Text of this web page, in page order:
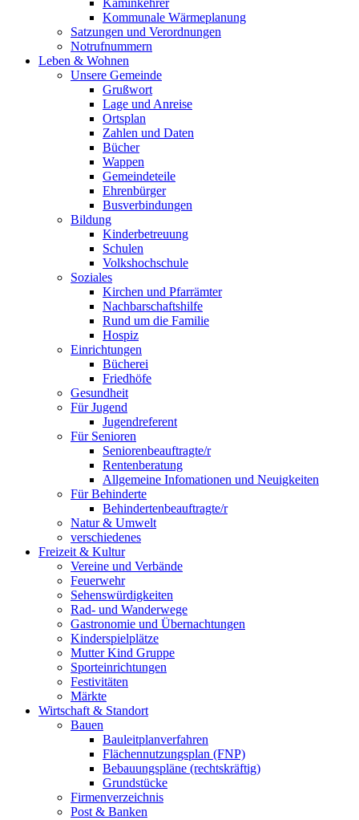
Kaminkehrer
Kommunale Wärmeplanung
Satzungen und Verordnungen
Notrufnummern
Leben & Wohnen
Unsere Gemeinde
Grußwort
Lage und Anreise
Ortsplan
Zahlen und Daten
Bücher
Wappen
Gemeindeteile
Ehrenbürger
Busverbindungen
Bildung
Kinderbetreuung
Schulen
Volkshochschule
Soziales
Kirchen und Pfarrämter
Nachbarschaftshilfe
Rund um die Familie
Hospiz
Einrichtungen
Bücherei
Friedhöfe
Gesundheit
Für Jugend
Jugendreferent
Für Senioren
Seniorenbeauftragte/r
Rentenberatung
Allgemeine Infomationen und Neuigkeiten
Für Behinderte
Behindertenbeauftragte/r
Natur & Umwelt
verschiedenes
Freizeit & Kultur
Vereine und Verbände
Feuerwehr
Sehenswürdigkeiten
Rad- und Wanderwege
Gastronomie und Übernachtungen
Kinderspielplätze
Mutter Kind Gruppe
Sporteinrichtungen
Festivitäten
Märkte
Wirtschaft & Standort
Bauen
Bauleitplanverfahren
Flächennutzungsplan (FNP)
Bebauungspläne (rechtskräftig)
Grundstücke
Firmenverzeichnis
Post & Banken